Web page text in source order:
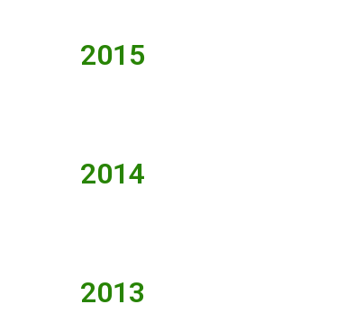
2015
2014
2013